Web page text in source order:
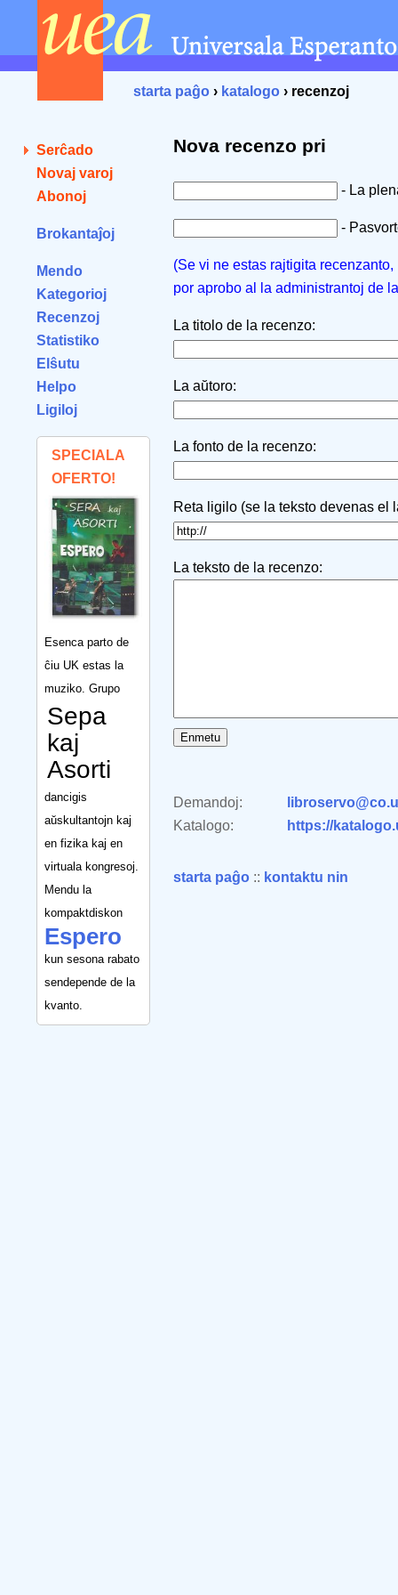
starta paĝo › katalogo › recenzoj
Serĉado
Novaj varoj
Abonoj
Brokantaĵoj
Mendo
Kategorioj
Recenzoj
Statistiko
Elŝutu
Helpo
Ligiloj
SPECIALA
OFERTO!
Esenca parto de
ĉiu UK estas la
muziko. Grupo
Sepa
kaj
Asorti
dancigis
aŭskultantojn kaj
en fizika kaj en
virtuala kongresoj.
Mendu la
kompaktdiskon
Espero
kun sesona rabato
sendepende de la
kvanto.
Nova recenzo pri
- La
-
(Se vi ne estas rajtigita
por aprobo al la administrantoj de
La titolo de la recenzo:
La aŭtoro:
La fonto de la recenzo:
Reta ligilo (se la teksto devenas el
La teksto de la recenzo:
Demandoj:
Katalogo:
https://
starta paĝo :: kontaktu nin